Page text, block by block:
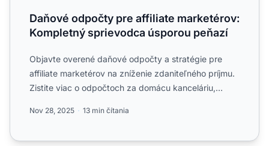
Daňové odpočty pre affiliate marketérov:
Kompletný sprievodca úsporou peňazí
Objavte overené daňové odpočty a stratégie pre
affiliate marketérov na zníženie zdaniteľného príjmu.
Zistite viac o odpočtoch za domácu kanceláriu,
Nov 28, 2025 13 min čítania